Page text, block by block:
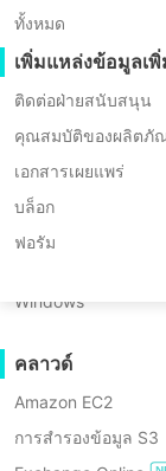
การย้ายข้อมูล P2C
กู้คืนได้
การตรวจสอบการกู้คื
การตรวจสอบการกู้คื
ความปลอดภัยขอ
สำรองข้อมู
การปฏิบัติต
XenServer/Citrix
KayGrid
FusionOne Compute
Windows
คลาวด์
Amazon EC2
การสำรองข้อมูล S3
ทั้งหมด
เพิ่มแหล่งข้อมูลเพิ่
ติดต่อฝ่ายสนับสนุน
คุณสมบัติของผลิตภั
เอกสารเผยแพร่
บล็อก
ฟอรัม
Mark สำเร็จก
วิทยาศาสตร์เ
สถาบันชั้นนำใ
มีความเชี่ยวช
คลาวด์คอมพิว
ไซเบอร์ ด้วยป
20 ปี จิตวิญญา
สิทธิบัตรการป
มากกว่า 10 เรื่
ในปี 2015
Vinchin โดยมุ่
เป็นผู้นำบริษัท
สมัยและส่งเส